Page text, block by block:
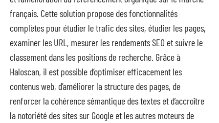
français. Cette solution propose des fonctionnalités
complètes pour étudier le trafic des sites, étudier les pages,
examiner les URL, mesurer les rendements SEO et suivre le
classement dans les positions de recherche. Grâce à
Haloscan, il est possible d’optimiser efficacement les
contenus web, d’améliorer la structure des pages, de
renforcer la cohérence sémantique des textes et d’accroître
la notoriété des sites sur Google et les autres moteurs de